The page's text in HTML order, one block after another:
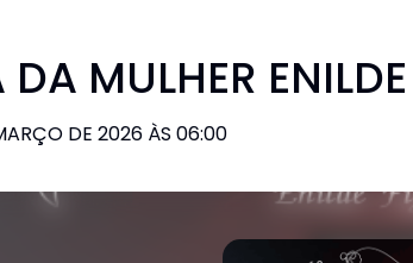
MULHER
DE 2026 ÀS 06:00